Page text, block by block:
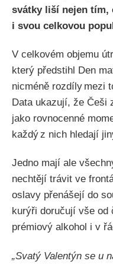
svátky liší nejen tím,
i svou celkovou
V celkovém objemu
který předstihl Den
nicméně rozdíly mezi
Data ukazují, že Češi
jako rovnocenné
každý z nich hledají
Jedno mají ale
nechtějí trávit ve
oslavy přenášejí do
kurýři doručují vše
prémiový alkohol i v
„Svatý Valentýn se u